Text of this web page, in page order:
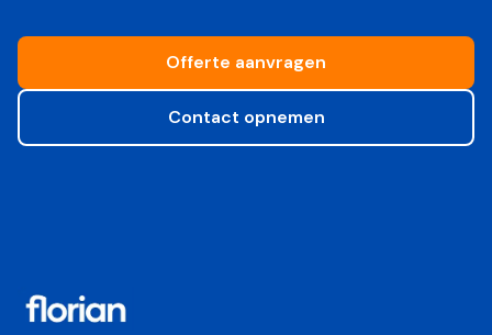
Offerte aanvragen
Contact opnemen